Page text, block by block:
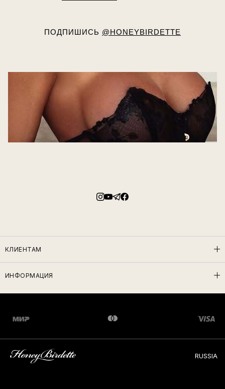
ПОДПИШИСЬ @HONEYBIRDETTE
КЛИЕНТАМ
ИНФОРМАЦИЯ
RUSSIA